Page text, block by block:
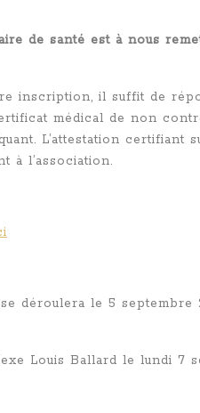
de santé est à nous
inscription, il suffit de
médical de non
L’attestation certifiant
à l’association.
déroulera le 5 septembre
Louis Ballard le lundi 7